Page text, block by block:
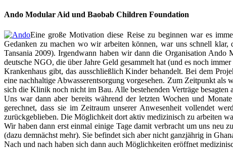
Ando Modular Aid und Baobab Children Foundation
Eine große Motivation diese Reise zu beginnen war es
Gedanken zu machen wo wir arbeiten können, war uns schnell
Tansania 2009). Irgendwann haben wir dann die Organisation
deutsche NGO, die über Jahre Geld gesammelt hat (und es noch
Krankenhaus gibt, das ausschließlich Kinder behandelt. Bei dem
eine nachhaltige Abwasserentsorgung vorgesehen. Zum Zeitpunkt als
sich die Klinik noch nicht im Bau. Alle bestehenden Verträge
Uns war dann aber bereits während der letzten Wochen und
gerechnet, dass sie im Zeitraum unserer Anwesenheit vollendet
zurückgeblieben. Die Möglichkeit dort aktiv medizinisch zu arbeiten
Wir haben dann erst einmal einige Tage damit verbracht um uns neu
(dazu demnächst mehr). Sie befindet sich aber nicht ganzjährig in
Nach und nach haben sich dann auch Möglichkeiten eröffnet